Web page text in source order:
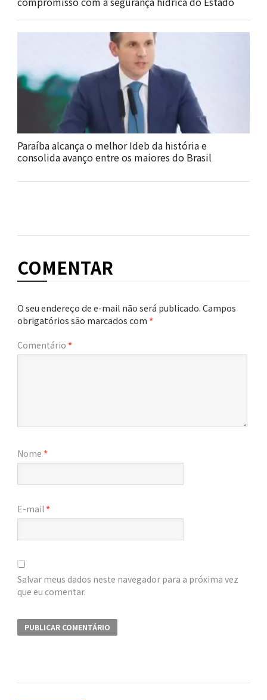
Paraíba alcança o melhor Ideb da história e
consolida avanço entre os maiores do Brasil
COMENTAR
O seu endereço de e-mail não será publicado.Campos
obrigatórios são marcados com*
Comentário *
Nome *
E-mail *
Salvar meus dados neste navegador para a próxima vez
que eu comentar.